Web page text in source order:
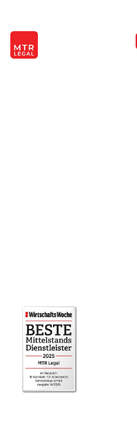
+49 221 9999220